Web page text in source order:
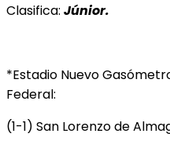
Clasifica: Júnior.
*Estadio Nuevo
Federal:
(1-1) San Lorenzo de